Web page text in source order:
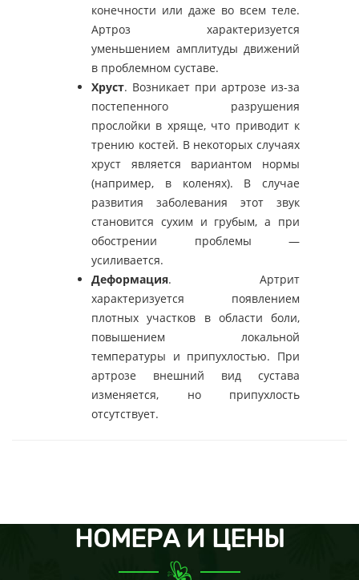
конечности или даже во всем теле.
Артроз характеризуется
уменьшением амплитуды движений
в проблемном суставе.
Хруст. Возникает при артрозе из-за
постепенного разрушения
прослойки в хряще, что приводит к
трению костей. В некоторых случаях
хруст является вариантом нормы
(например, в коленях). В случае
развития заболевания этот звук
становится сухим и грубым, а при
обострении проблемы —
усиливается.
Деформация. Артрит
характеризуется появлением
плотных участков в области боли,
повышением локальной
температуры и припухлостью. При
артрозе внешний вид сустава
изменяется, но припухлость
отсутствует.
НОМЕРА И ЦЕНЫ